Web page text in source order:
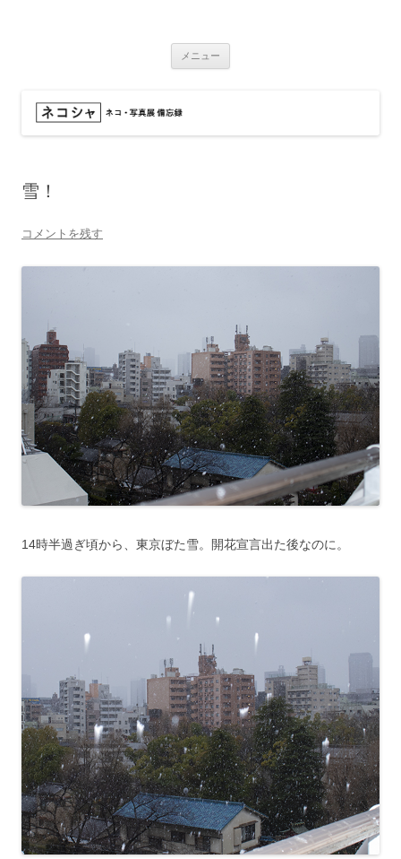
メニュー
雪！
コメントを残す
14時半過ぎ頃から、東京ぼた雪。開花宣言出た後なのに。